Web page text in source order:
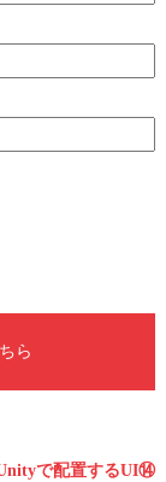
ら
で配置するUI⑭